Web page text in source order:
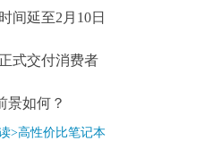
间延至2月10日
式交付消费者
景如何？
>高性价比笔记本